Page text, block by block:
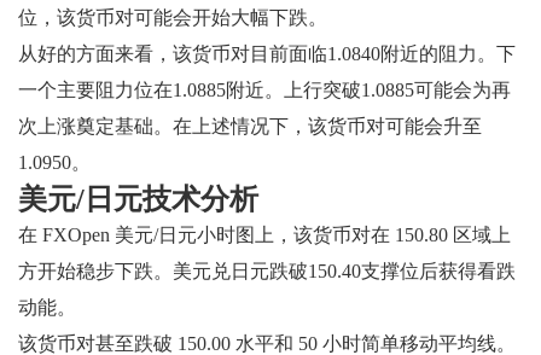
位，该货币对可能会开始大幅下跌。
从好的方面来看，该货币对目前面临1.0840附近的阻力。下
一个主要阻力位在1.0885附近。上行突破1.0885可能会为再
次上涨奠定基础。在上述情况下，该货币对可能会升至
1.0950。
美元/日元技术分析
在 FXOpen 美元/日元小时图上，该货币对在 150.80 区域上
方开始稳步下跌。美元兑日元跌破150.40支撑位后获得看跌
动能。
该货币对甚至跌破 150.00 水平和 50 小时简单移动平均线。